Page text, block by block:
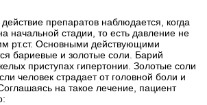
препаратов наблюдается, когда
начальной стадии, то есть давление не
рт.ст. Основными действующими
бариевые и золотые соли. Барий
приступах гипертонии. Золотые соли
человек страдает от головной боли и
на такое лечение, пациент